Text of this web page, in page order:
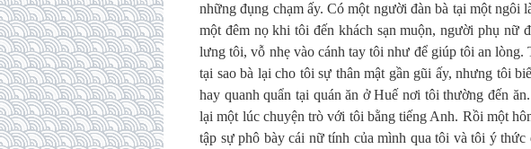
những đụng chạm ấy. Có một người đàn bà tại một ngôi
một đêm nọ khi tôi đến khách sạn muộn, người phụ nữ
lưng tôi, vỗ nhẹ vào cánh tay tôi như để giúp tôi an
tại sao bà lại cho tôi sự thân mật gần gũi ấy, nhưng tôi
hay quanh quẩn tại quán ăn ở Huế nơi tôi thường đến
lại một lúc chuyện trò với tôi bằng tiếng Anh. Rồi một
tập sự phô bày cái nữ tính của mình qua tôi và tôi ý